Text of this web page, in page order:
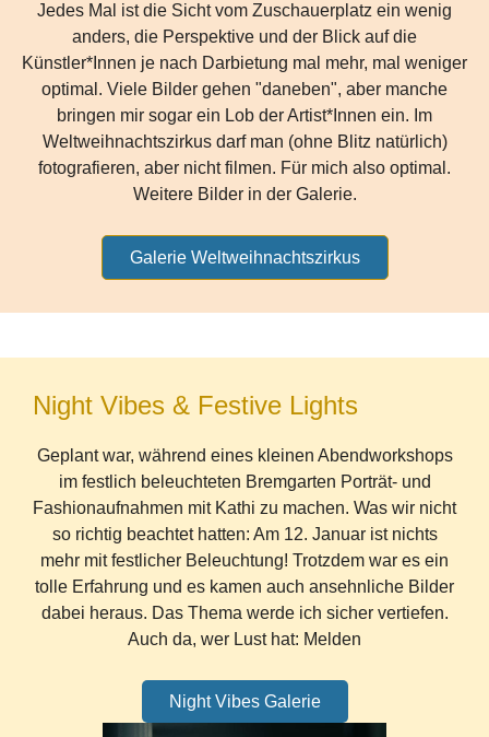
Jedes Mal ist die Sicht vom Zuschauerplatz ein wenig
anders, die Perspektive und der Blick auf die
Künstler*Innen je nach Darbietung mal mehr, mal weniger
optimal. Viele Bilder gehen "daneben", aber manche
bringen mir sogar ein Lob der Artist*Innen ein. Im
Weltweihnachtszirkus darf man (ohne Blitz natürlich)
fotografieren, aber nicht filmen. Für mich also optimal.
Weitere Bilder in der Galerie.
Galerie Weltweihnachtszirkus
Night Vibes & Festive Lights
Geplant war, während eines kleinen Abendworkshops
im festlich beleuchteten Bremgarten Porträt- und
Fashionaufnahmen mit Kathi zu machen. Was wir nicht
so richtig beachtet hatten: Am 12. Januar ist nichts
mehr mit festlicher Beleuchtung! Trotzdem war es ein
tolle Erfahrung und es kamen auch ansehnliche Bilder
dabei heraus. Das Thema werde ich sicher vertiefen.
Auch da, wer Lust hat: Melden
Night Vibes Galerie